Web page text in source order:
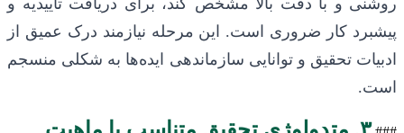
پیشبرد کار ضروری است. این مرحله نیازمند درک عمیق از
ادبیات تحقیق و توانایی سازماندهی ایده‌ها به شکلی منسجم
است.